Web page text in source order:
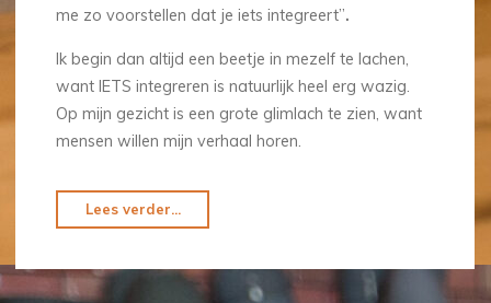
me zo voorstellen dat je iets integreert”.
Ik begin dan altijd een beetje in mezelf te lachen,
want IETS integreren is natuurlijk heel erg wazig.
Op mijn gezicht is een grote glimlach te zien, want
mensen willen mijn verhaal horen.
Lees verder...
naar